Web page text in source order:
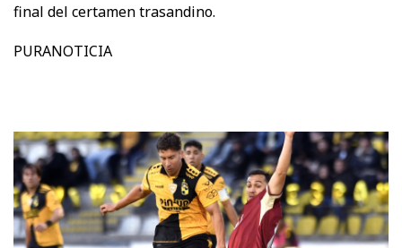
final del certamen trasandino.
PURANOTICIA